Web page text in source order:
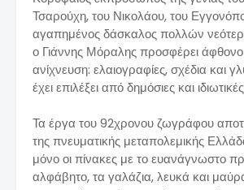
Τσαρούχη, του Νικολάου, του
αγαπημένος δάσκαλος πολλών
ο Γιάννης Μόραλης προσφέρει
ανίχνευση: ελαιογραφίες, σχέδια και
έχει επιλέξει από δημόσιες και
Τα έργα του 92χρονου ζωγράφου
της πνευματικής μεταπολεμικής
μόνο οι πίνακες με το ευανάγνωστο
αλφάβητο, τα γαλάζια, λευκά και